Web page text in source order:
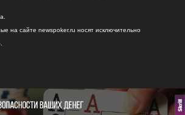
на сайте newspoker.ru носят исключительно